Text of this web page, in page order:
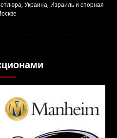
Украина, Израиль и спорная